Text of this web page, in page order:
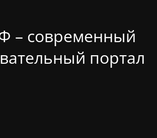
– современный
портал